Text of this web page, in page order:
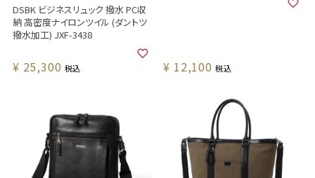
DSBK ビジネスリュック 撥水 PC収
納 高密度ナイロンツイル (ダントツ
撥水加工) JXF-3438
¥ 25,300 税込 ¥ 12,100 税込